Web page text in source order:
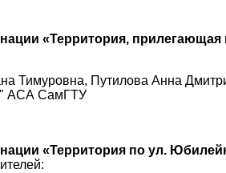
«Территория,
Тимуровна, Путилова Анна
АСА СамГТУ
«Территория по ул.